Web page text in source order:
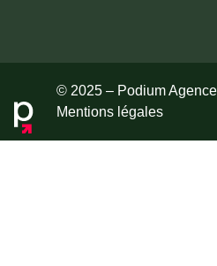
© 2025 – Podium
Mentions légales